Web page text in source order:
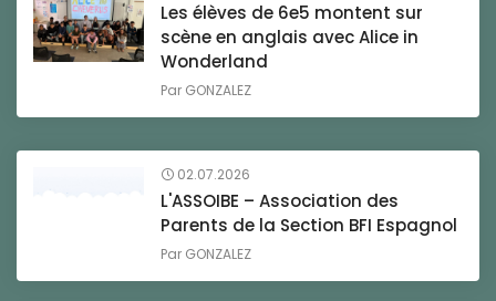
Les élèves de 6e5 montent sur
scène en anglais avec Alice in
Wonderland
Par GONZALEZ
02.07.2026
L'ASSOIBE – Association des
Parents de la Section BFI Espagnol
Par GONZALEZ